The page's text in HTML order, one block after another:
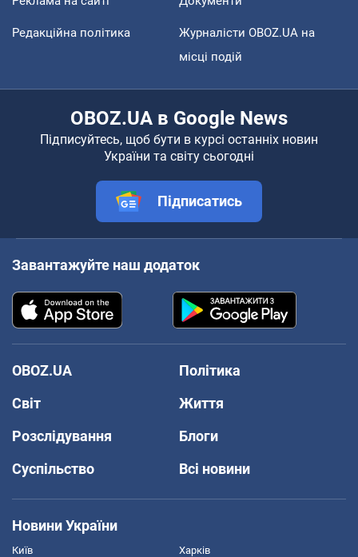
Редакційна політика
Журналісти OBOZ.UA на
місці подій
OBOZ.UA в Google News
Підписуйтесь, щоб бути в курсі останніх новин
України та світу сьогодні
Підписатись
Завантажуйте наш додаток
OBOZ.UA
Політика
Світ
Життя
Розслідування
Блоги
Суспільство
Всі новини
Новини України
Київ Харків